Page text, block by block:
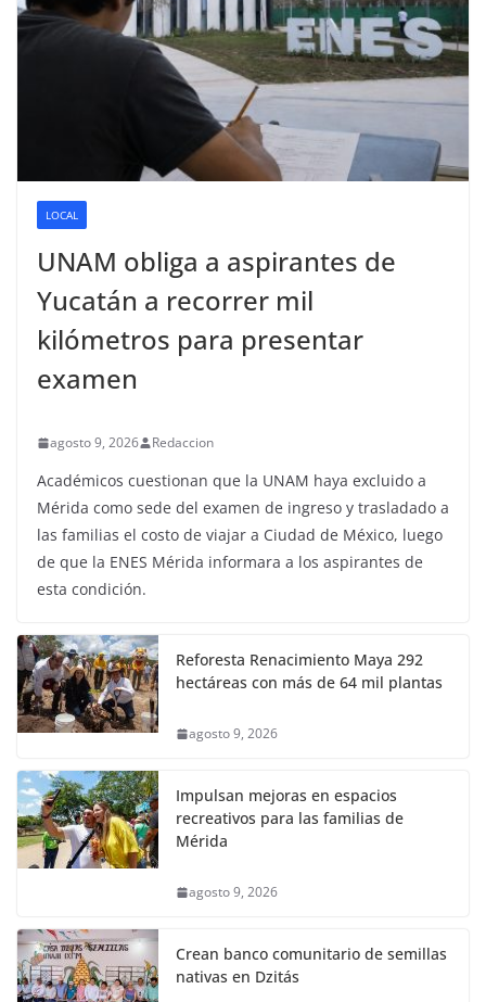
LOCAL
UNAM obliga a aspirantes de
Yucatán a recorrer mil
kilómetros para presentar
examen
agosto 9, 2026 Redaccion
Académicos cuestionan que la UNAM haya excluido a
Mérida como sede del examen de ingreso y trasladado a
las familias el costo de viajar a Ciudad de México, luego
de que la ENES Mérida informara a los aspirantes de
esta condición.
Reforesta Renacimiento Maya 292
hectáreas con más de 64 mil plantas
agosto 9, 2026
Impulsan mejoras en espacios
recreativos para las familias de
Mérida
agosto 9, 2026
Crean banco comunitario de semillas
nativas en Dzitás